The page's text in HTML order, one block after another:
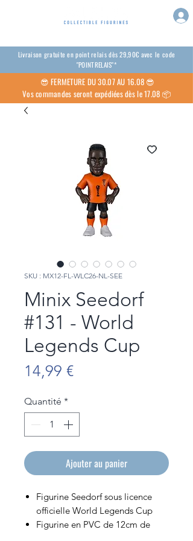
Livraison gratuite en point relais dès 29,90€ avec le code
"POINTRELAIS"*
😎FERMETURE DU 30.07 AU 16.08 😎
Vos commandes seront expédiées dès le 17.08 📦
SKU : MX12-FL-WLC26-NL-SEE
Minix Seedorf
#131 - World
Legends Cup
14,99 €Prix
Quantité *
Ajouter au panier
Figurine Seedorf sous licence
officielle World Legends Cup
Figurine en PVC de 12cm de